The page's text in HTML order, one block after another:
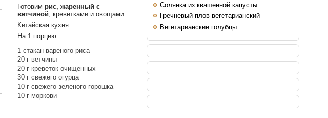
Готовим рис, жаренный с
ветчиной , креветками и овощами.
Китайская кухня.
На 1 порцию:
1 стакан вареного риса
20 г ветчины
20 г креветок очищенных
30 г свежего огурца
10 г свежего зеленого горошка
10 г моркови
Солянка из квашенной капусты
Гречневый плов вегетарианский
Вегетарианские голубцы